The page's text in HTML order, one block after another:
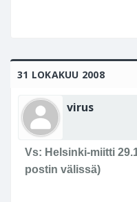
31 LOKAKUU 2008
virus
Vs: Helsinki-miitti
postin välissä)